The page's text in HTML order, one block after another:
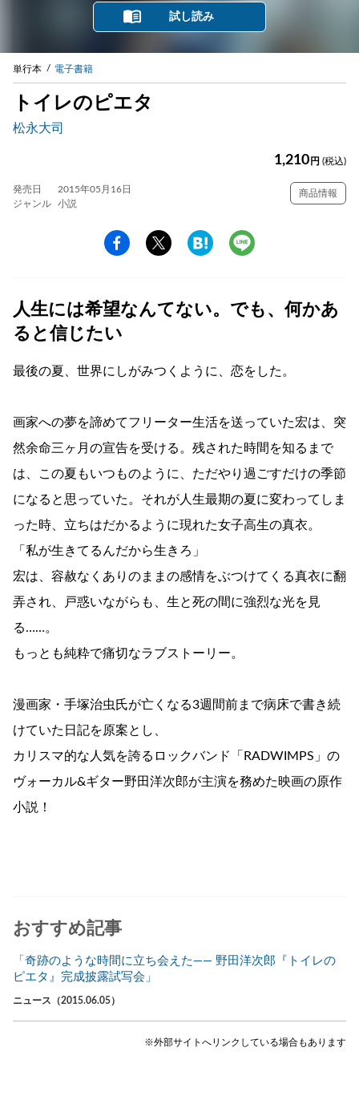
試し読み
単行本 電子書籍
トイレのピエタ
松永大司
1,210 円 (税込)
発売日
2015年05月16日
ジャンル
小説
商品情報
人生には希望なんてない。でも、何かあ
ると信じたい
最後の夏、世界にしがみつくように、恋をした。
画家への夢を諦めてフリーター生活を送っていた宏は、突
然余命三ヶ月の宣告を受ける。残された時間を知るまで
は、この夏もいつものように、ただやり過ごすだけの季節
になると思っていた。それが人生最期の夏に変わってしま
った時、立ちはだかるように現れた女子高生の真衣。
「私が生きてるんだから生きろ」
宏は、容赦なくありのままの感情をぶつけてくる真衣に翻
弄され、戸惑いながらも、生と死の間に強烈な光を見
る……。
もっとも純粋で痛切なラブストーリー。
漫画家・手塚治虫氏が亡くなる3週間前まで病床で書き続
けていた日記を原案とし、
カリスマ的な人気を誇るロックバンド「RADWIMPS」の
ヴォーカル&ギター野田洋次郎が主演を務めた映画の原作
小説！
おすすめ記事
「奇跡のような時間に立ち会えた―― 野田洋次郎『トイレの
ピエタ』完成披露試写会」
ニュース（2015.06.05）
※外部サイトへリンクしている場合もあります